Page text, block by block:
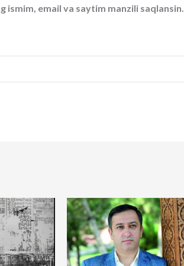
email va saytim manzili saqlansin.